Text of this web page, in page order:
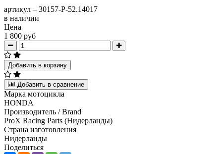
артикул – 30157-P-52.14017
в наличии
Цена
1 800 руб
Добавить в корзину
Добавить в сравнение
Марка мотоцикла
HONDA
Производитель / Brand
ProX Racing Parts (Нидерланды)
Страна изготовления
Нидерланды
Поделиться